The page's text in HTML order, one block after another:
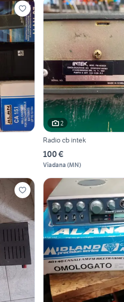
2
Radio cb intek
100 €
Viadana (MN)